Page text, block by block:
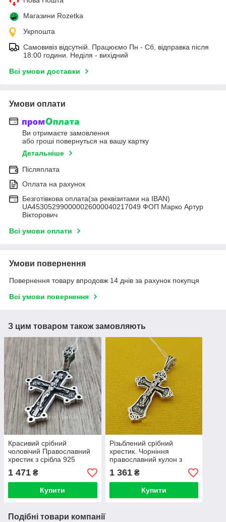
Магазини Rozetka
Укрпошта
Самовивіз відсутній. Працюємо Пн - Сб, відправка після
18:00 години. Неділя - вихідний
Всі умови доставки
Умови оплати
Ви отримаєте замовлення
або гроші повернуться на вашу картку
Детальніше
Післяплата
Оплата на рахунок
Безготівкова оплата(за реквізитами на IBAN)
UA453052990000026000040217049 ФОП Марко Артур
Вікторович
Всі умови оплати
Умови повернення
Повернення товару впродовж 14 днів за рахунок покупця
Всі умови повернення
З цим товаром також замовляють
Красивий срібний
чоловічий Православний
хрестик з срібла 925
1 471 ₴
Купити
Різьблений срібний
хрестик. Чорніння
православний кулон з
1 361₴
Купити
Подібні товари компанії